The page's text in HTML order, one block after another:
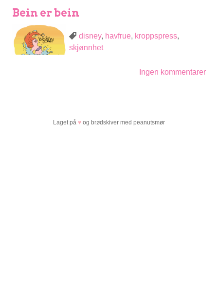
Bein er bein
disney, havfrue, kroppspress,
skjønnhet
Ingen kommentarer
Laget på ♥ og brødskiver med peanutsmør